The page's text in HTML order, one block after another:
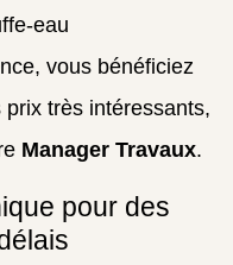
eau
vous bénéficiez
très intéressants,
Manager Travaux.
pour des